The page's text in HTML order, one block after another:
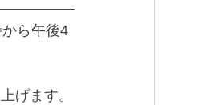
ら午後4
げます。